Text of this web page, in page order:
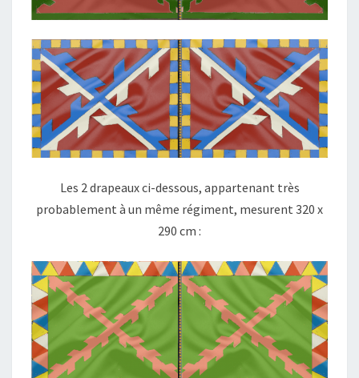
Les 2 drapeaux ci-dessous, appartenant très
probablement à un même régiment, mesurent 320 x
290 cm :